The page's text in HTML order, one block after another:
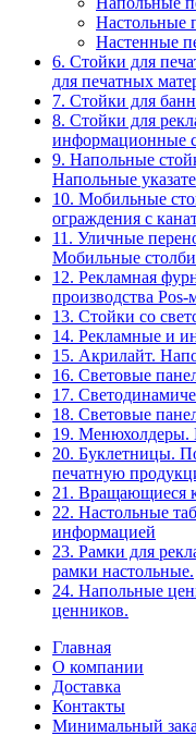
Настольные
Настенные
6. Стойки для
для печатных
7. Стойки для
8. Стойки для
информационные
9. Напольные
Напольные
10. Мобильные
ограждения с
11. Уличные
Мобильные
12. Рекламная
производства Pos-
13. Стойки со
14. Рекламные и
15. Акрилайт.
16. Световые
17.
18. Световые
19. Менюхолдеры.
20. Буклетницы.
печатную
21. Вращающиеся
22. Настольные
информацией
23. Рамки для
рамки настольные.
24. Напольные
ценников.
Главная
О компании
Доставка
Контакты
Минимальный